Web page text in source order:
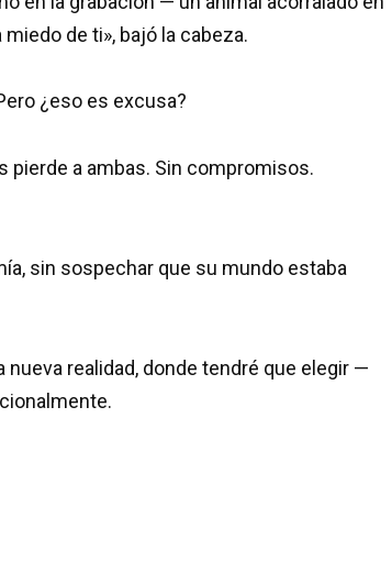
de ti», bajó la cabeza.
¿eso es excusa?
pierde a ambas. Sin compromisos.
sin sospechar que su mundo estaba
realidad, donde tendré que elegir —